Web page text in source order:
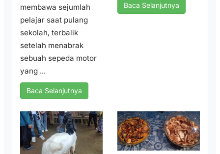
membawa sejumlah
pelajar saat pulang
sekolah, terbalik
setelah menabrak
sebuah sepeda motor
yang ...
Baca Selanjutnya
Baca Selanjutnya